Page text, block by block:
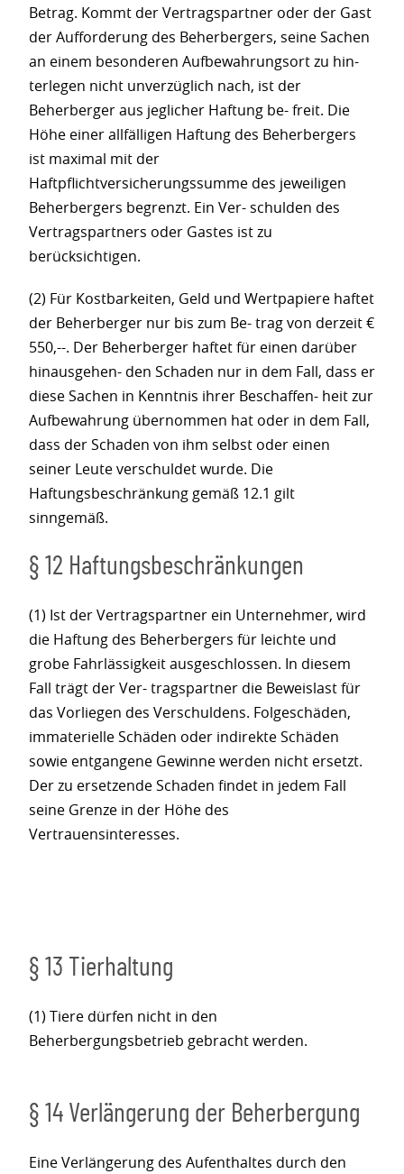
Betrag. Kommt der Vertragspartner oder der Gast
der Aufforderung des Beherbergers, seine Sachen
an einem besonderen Aufbewahrungsort zu hin-
terlegen nicht unverzüglich nach, ist der
Beherberger aus jeglicher Haftung be- freit. Die
Höhe einer allfälligen Haftung des Beherbergers
ist maximal mit der
Haftpflichtversicherungssumme des jeweiligen
Beherbergers begrenzt. Ein Ver- schulden des
Vertragspartners oder Gastes ist zu
berücksichtigen.
(2) Für Kostbarkeiten, Geld und Wertpapiere haftet
der Beherberger nur bis zum Be- trag von derzeit €
550,--. Der Beherberger haftet für einen darüber
hinausgehen- den Schaden nur in dem Fall, dass er
diese Sachen in Kenntnis ihrer Beschaffen- heit zur
Aufbewahrung übernommen hat oder in dem Fall,
dass der Schaden von ihm selbst oder einen
seiner Leute verschuldet wurde. Die
Haftungsbeschränkung gemäß 12.1 gilt
sinngemäß.
§ 12 Haftungsbeschränkungen
(1) Ist der Vertragspartner ein Unternehmer, wird
die Haftung des Beherbergers für leichte und
grobe Fahrlässigkeit ausgeschlossen. In diesem
Fall trägt der Ver- tragspartner die Beweislast für
das Vorliegen des Verschuldens. Folgeschäden,
immaterielle Schäden oder indirekte Schäden
sowie entgangene Gewinne werden nicht ersetzt.
Der zu ersetzende Schaden findet in jedem Fall
seine Grenze in der Höhe des
Vertrauensinteresses.
§ 13 Tierhaltung
(1) Tiere dürfen nicht in den
Beherbergungsbetrieb gebracht werden.
§ 14 Verlängerung der Beherbergung
Eine Verlängerung des Aufenthaltes durch den